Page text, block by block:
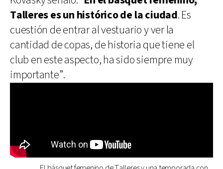
Talleres es un histórico de la ciudad. Es
cuestión de entrar al vestuario y ver la
cantidad de copas, de historia que tiene el
club en este aspecto, ha sido siempre muy
importante”.